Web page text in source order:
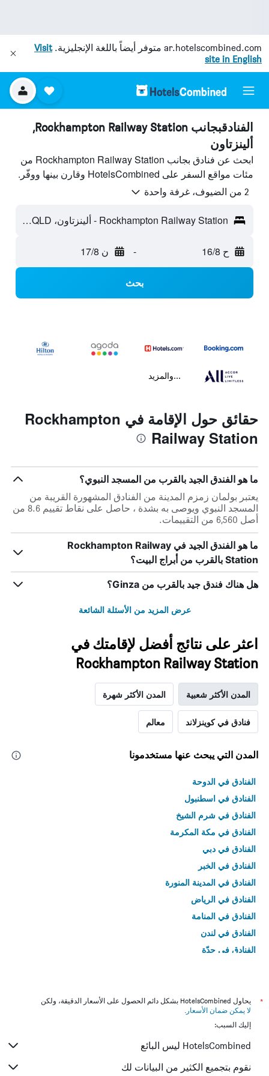
ar.hotelscombined.com متوفر أيضاً باللغة الإنجليزية.Visit
site in English
الفنادقبجانب Rockhampton Railway Station,
ألينزتاون
ابحث عن فنادق بجانب Rockhampton Railway Station من
مئات مواقع السفر على HotelsCombined وقارن بينها ووفّر.
2 من الضيوف، غرفة واحدة
Rockhampton Railway Station - ألينزتاون، QLD، أستراليا
ح 16/8 - ن 17/8
بحث
...والمزيد
حقائق حول الإقامة في Rockhampton
Railway Station
ما هو الفندق الجيد بالقرب من المسجد النبوي؟
يعتبر بولمان زمزم المدينة من الفنادق المشهورة القريبة من
المسجد النبوي ويوصى به بشدة ، حاصل على نقاط تقييم 8.6 من
أصل 6,560 من التقييمات.
ما هو الفندق الجيد في Rockhampton Railway
Station بالقرب من أبراج البيت؟
هل هناك فندق جيد بالقرب من Ginza؟
عرض المزيد من الأسئلة الشائعة
اعثر على نتائج أفضل لإقامتك في
Rockhampton Railway Station
المدن الأكثر شعبية المدن الأكثر شهرة
فنادق في كوينزلاند معالم
المدن التي يبحث عنها مستخدمونا
الفنادق في الدوحة
الفنادق في اسطنبول
الفنادق في شرم الشيخ
الفنادق في مكة المكرمة
الفنادق في دبي
الفنادق في الخبر
الفنادق في المدينة المنورة
الفنادق في الرياض
الفنادق في المنامة
الفنادق في لندن
الفنادق في جدّة
*
يحاول HotelsCombined بشكل دائم الحصول على الأسعار الدقيقة، ولكن
لا يمكن ضمان الأسعار .
إليك السبب:
HotelsCombined ليس البائع
نقوم بتجميع الكثير من البيانات لك